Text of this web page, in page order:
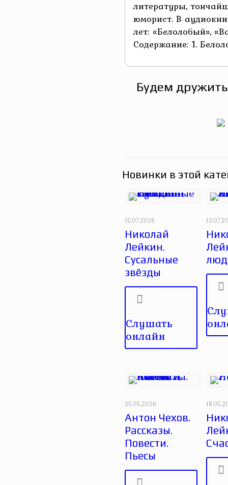
литературы,
юморист. В
лет: «Белолобый»,
Содержание: 1.
Будем
Новинки в этой
15.07.2026
Николай
Лейкин.
Сусальные
звёзды
Слушать
онлайн
25.05.2026
Антон Чехов.
Рассказы.
Повести.
Пьесы